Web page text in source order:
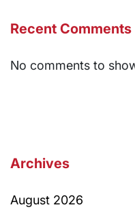
Recent Comments
No comments to
Archives
August 2026